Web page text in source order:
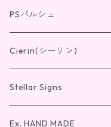
ペンダント
ピアス・イヤリング
ペンダント
リング
ペンダント
紫の錬金術
リング
ペンダント
IV4
リング
ペンダント
ペンダント
ピアス・イヤリング
リング
ペンダント
ピアス・イヤリング
バングル
PSパルシェ
リング
ペンダント
ピアス・イヤリング
Cierin(シーリン)
リング
ペンダント
Stellar Signs
リング
Ex. HAND MADE